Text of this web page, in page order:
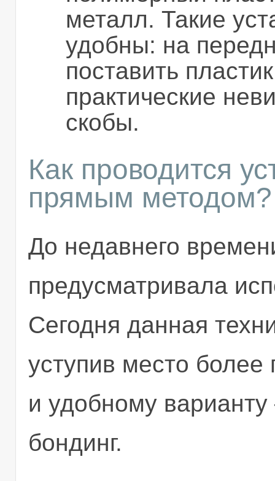
металл. Такие
удобны: на
поставить
практические
скобы.
Как проводится
прямым методом?
До недавнего
предусматривала
Сегодня данная
уступив место более
и удобному
бондинг.